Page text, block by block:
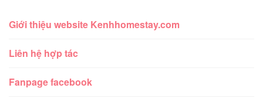
Giới thiệu website Kenhhomestay.com
Liên hệ hợp tác
Fanpage facebook